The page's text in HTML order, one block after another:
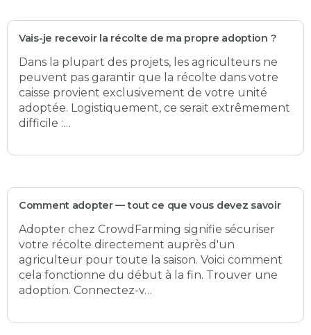
Vais-je recevoir la récolte de ma propre adoption ?
Dans la plupart des projets, les agriculteurs ne
peuvent pas garantir que la récolte dans votre
caisse provient exclusivement de votre unité
adoptée. Logistiquement, ce serait extrêmement
difficile :…
Comment adopter — tout ce que vous devez savoir
Adopter chez CrowdFarming signifie sécuriser
votre récolte directement auprès d'un
agriculteur pour toute la saison. Voici comment
cela fonctionne du début à la fin. Trouver une
adoption. Connectez-v…